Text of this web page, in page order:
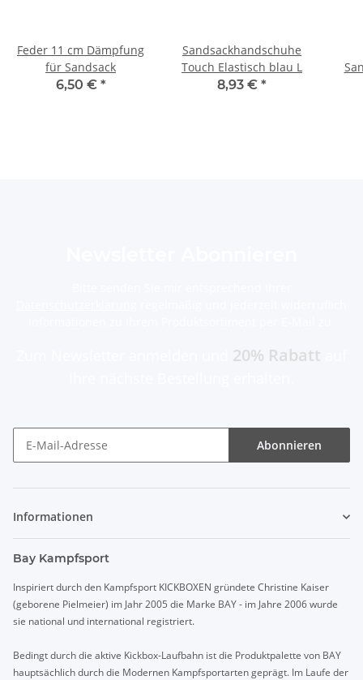
Feder 11 cm Dämpfung
für Sandsack
6,50 € *
Sandsackhandschuhe
Touch Elastisch blau L
8,93 € *
20% Rabatt
Abonnieren
Informationen
Bay Kampfsport
Inspiriert durch den Kampfsport KICKBOXEN gründete Christine Kaiser
(geborene Pielmeier) im Jahr 2005 die Marke BAY - im Jahre 2006 wurde
sie national und international registriert.
Bedingt durch die aktive Kickbox-Laufbahn ist die Produktpalette von BAY
hauptsächlich durch die Modernen Kampfsportarten geprägt. Im Laufe der